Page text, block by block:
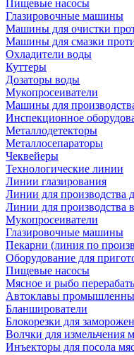
Пищевые насосы
Глазировочные машины
Машины для очистки
Машины для смазки
Охладители воды
Куттеры
Дозаторы воды
Мукопросеиватели
Машины для
Инспекционное
Металлодетекторы
Металлосепараторы
Чеквейеры
Технологические линии
Линии глазирования
Линии для производства
Линии для производства
Мукопросеиватели
Глазировочные машины
Пекарни (линия по
Оборудование для
Пищевые насосы
Мясное и рыбо
Автоклавы
Бланширователи
Блокорезки для
Волчки для измельчения
Инъекторы для посола